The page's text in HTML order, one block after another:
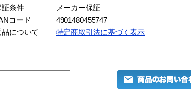
証条件
メーカー保証
コード
4901480455747
品について
特定商取引法に基づく表示